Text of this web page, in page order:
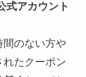
式アカウント
のない方や
たクーポン